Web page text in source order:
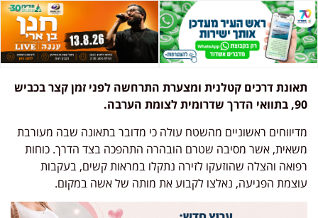
תאונת דרכים קטלנית ומצערת התרחשה לפני זמן קצר בכביש
90, בתוואי הדרך שדרומית לצומת הערבה.
מדיווחים ראשוניים מהשטח עולה כי מדובר בתאונה שבה מעורבת
משאית, אשר מסיבה שטרם הובהרה התהפכה בצד הדרך. כוחות
רפואה והצלה שהוזעקו לזירה נתקלו במראות קשים, בעקבות
עוצמת הפגיעה, נאלצו לקבוע את מותה של אשה במקום.